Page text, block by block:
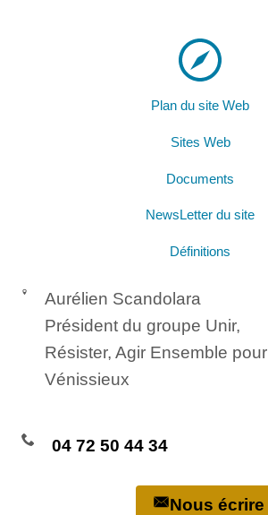
Plan du site Web
Sites Web
Documents
NewsLetter du site
Définitions
Aurélien Scandolara
Président du groupe Unir,
Résister, Agir Ensemble pour
Vénissieux
04 72 50 44 34
Nous écrire